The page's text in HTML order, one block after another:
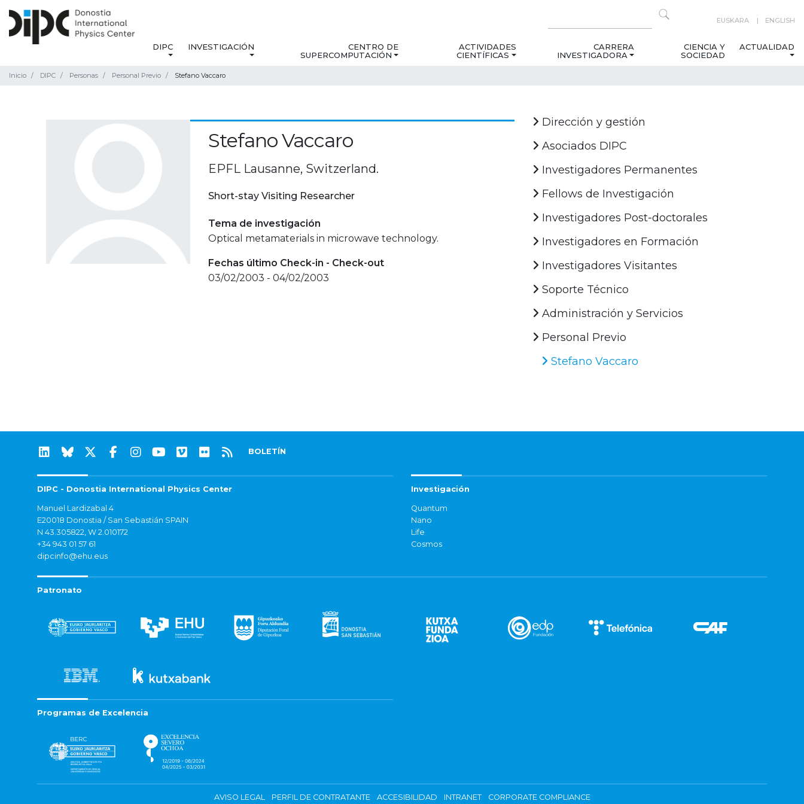
EUSKARA ENGLISH
DIPC INVESTIGACIÓN
CENTRO DE
SUPERCOMPUTACIÓN
ACTIVIDADES
CIENTÍFICAS
CARRERA
INVESTIGADORA
CIENCIA Y
SOCIEDAD
ACTUALIDAD
Inicio DIPC Personas Personal Previo Stefano Vaccaro
Stefano Vaccaro
EPFL Lausanne, Switzerland.
Short-stay Visiting Researcher
Tema de investigación
Optical metamaterials in microwave technology.
Fechas último Check-in - Check-out
03/02/2003 - 04/02/2003
Dirección y gestión
Asociados DIPC
Investigadores Permanentes
Fellows de Investigación
Investigadores Post-doctorales
Investigadores en Formación
Investigadores Visitantes
Soporte Técnico
Administración y Servicios
Personal Previo
Stefano Vaccaro
BOLETÍN
DIPC - Donostia International Physics Center
Manuel Lardizabal 4
E20018 Donostia / San Sebastián SPAIN
N 43.305822, W 2.010172
+34 943 01 57 61
dipcinfo@ehu.eus
Investigación
Quantum
Nano
Life
Cosmos
Patronato
Programas de Excelencia
AVISO LEGAL PERFIL DE CONTRATANTE ACCESIBILIDAD INTRANET CORPORATE COMPLIANCE